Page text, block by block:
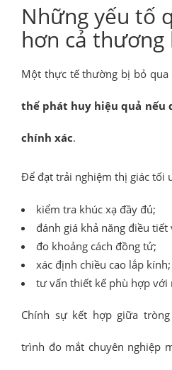
Những yếu tố
hơn cả thương
Một thực tế thường bị bỏ qua
thể phát huy hiệu quả nếu
chính xác.
Để đạt trải nghiệm thị giác tối
kiểm tra khúc xạ đầy đủ;
đánh giá khả năng điều
đo khoảng cách đồng tử;
xác định chiều cao lắp kính;
tư vấn thiết kế phù hợp với
Chính sự kết hợp giữa
trình đo mắt chuyên nghiệp